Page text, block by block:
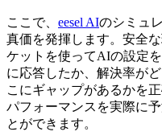
ここで、 eesel AIのシミュ
真価を発揮します。安全
ケットを使ってAIの設定
に応答したか、解決率が
こにギャップがあるかを
パフォーマンスを実際に
とができます。